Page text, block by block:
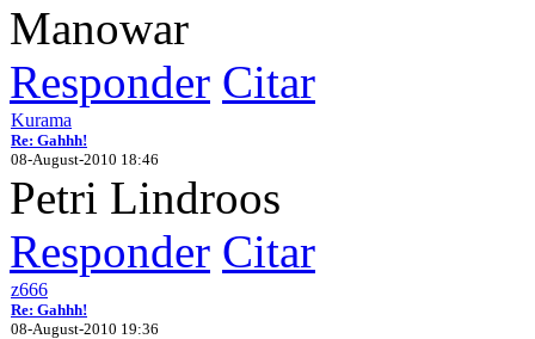
Manowar
Responder Citar
Kurama
Re: Gahhh!
08-August-2010 18:46
Petri Lindroos
Responder Citar
z666
Re: Gahhh!
08-August-2010 19:36